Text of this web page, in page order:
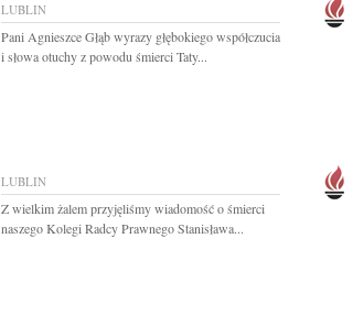
LUBLIN
Pani Agnieszce Głąb wyrazy głębokiego współczucia
i słowa otuchy z powodu śmierci Taty...
LUBLIN
Z wielkim żalem przyjęliśmy wiadomość o śmierci
naszego Kolegi Radcy Prawnego Stanisława...